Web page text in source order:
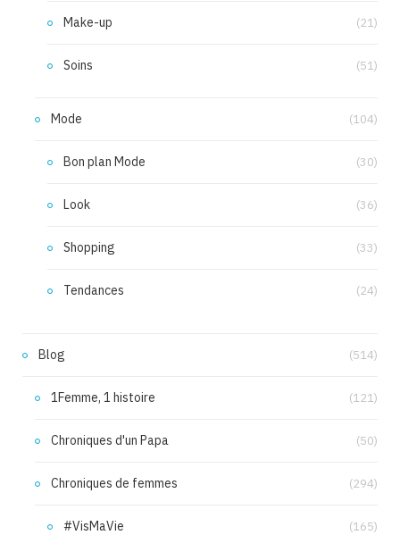
Make-up (21)
Soins (51)
Mode (104)
Bon plan Mode (30)
Look (36)
Shopping (33)
Tendances (24)
Blog (514)
1Femme, 1 histoire (121)
Chroniques d'un Papa (50)
Chroniques de femmes (294)
#VisMaVie (165)